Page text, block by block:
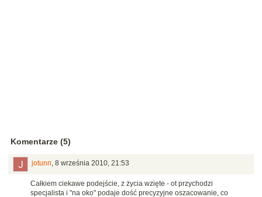
Komentarze (5)
jotunn, 8 września 2010, 21:53
Całkiem ciekawe podejście, z życia wzięte - ot przychodzi
specjalista i "na oko" podaje dość precyzyjne oszacowanie, co